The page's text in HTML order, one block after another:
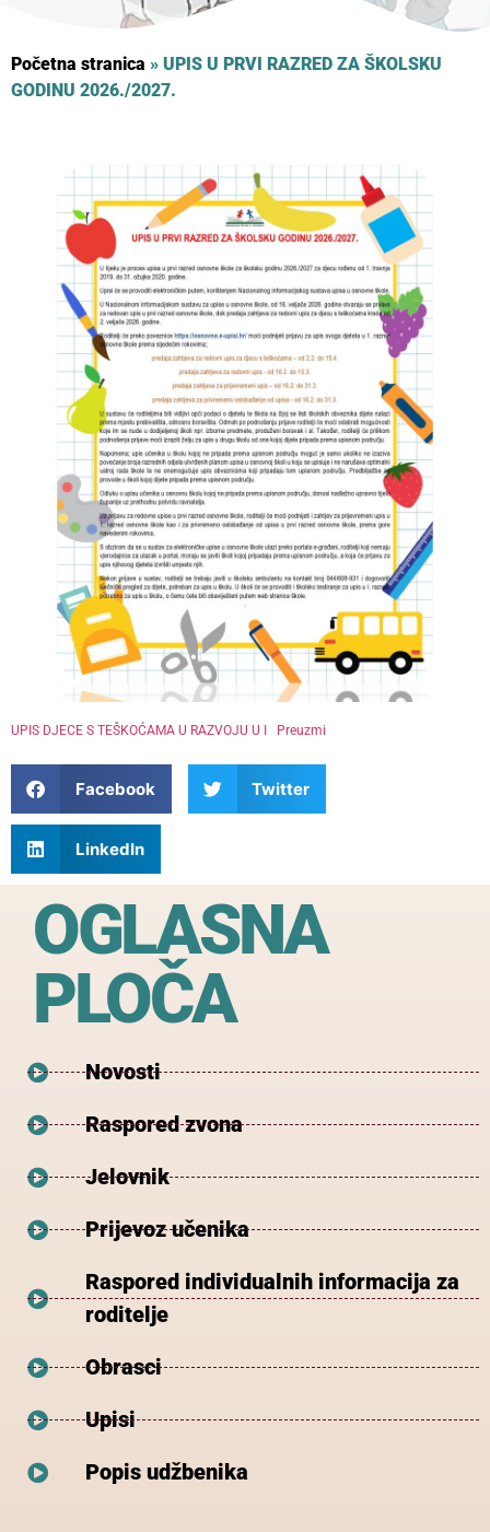
Početna stranica » UPIS U PRVI RAZRED ZA ŠKOLSKU
GODINU 2026./2027.
UPIS DJECE S TEŠKOĆAMA U RAZVOJU U I Preuzmi
Facebook Twitter
LinkedIn
OGLASNA
PLOČA
Novosti
Raspored zvona
Jelovnik
Prijevoz učenika
Raspored individualnih informacija za
roditelje
Obrasci
Upisi
Popis udžbenika